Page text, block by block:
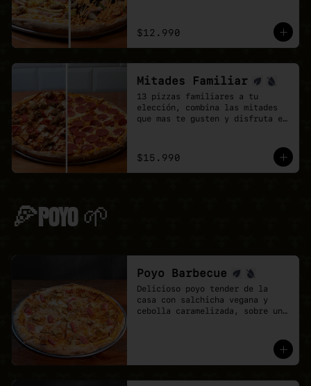
$12.990
Mitades Familiar
13 pizzas familiares a tu
elección, combina las mitades
que mas te gusten y disfruta el
$15.990
🍕POYO 🌱
Poyo Barbecue
Delicioso poyo tender de la
casa con salchicha vegana y
cebolla caramelizada, sobre una